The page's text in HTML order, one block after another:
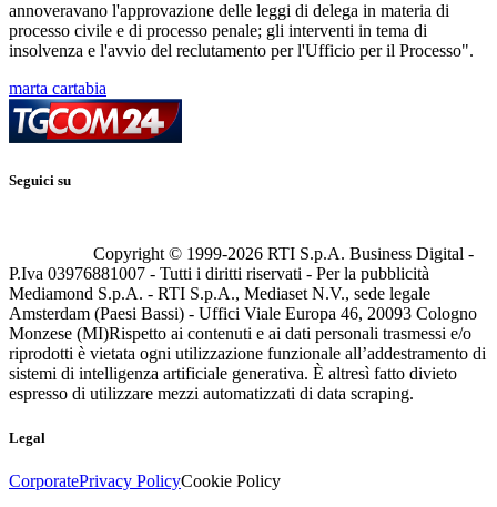
annoveravano l'approvazione delle leggi di delega in materia di
processo civile e di processo penale; gli interventi in tema di
insolvenza e l'avvio del reclutamento per l'Ufficio per il Processo".
marta cartabia
Seguici su
Copyright © 1999-2026 RTI S.p.A. Business Digital -
P.Iva 03976881007 - Tutti i diritti riservati - Per la pubblicità
Mediamond S.p.A. - RTI S.p.A., Mediaset N.V., sede legale
Amsterdam (Paesi Bassi) - Uffici Viale Europa 46, 20093 Cologno
Monzese (MI)Rispetto ai contenuti e ai dati personali trasmessi e/o
riprodotti è vietata ogni utilizzazione funzionale all’addestramento di
sistemi di intelligenza artificiale generativa. È altresì fatto divieto
espresso di utilizzare mezzi automatizzati di data scraping.
Legal
CorporatePrivacy PolicyCookie Policy